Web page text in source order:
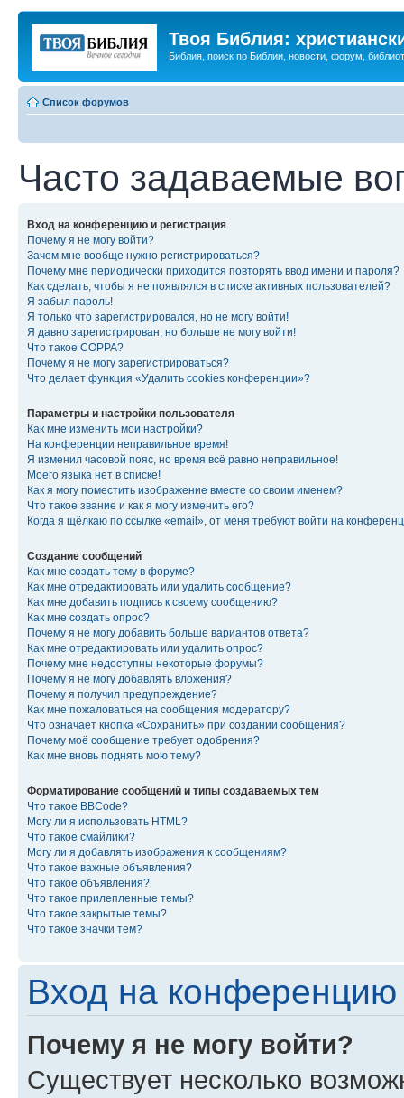
Твоя Библия:
Библия, поиск по Библии, новости, форум,
Список форумов
Часто задаваемые
Вход на конференцию и регистрация
Почему я не могу войти?
Зачем мне вообще нужно регистрироваться?
Почему мне периодически приходится повторять ввод имени и пароля?
Как сделать, чтобы я не появлялся в списке активных пользователей?
Я забыл пароль!
Я только что зарегистрировался, но не могу войти!
Я давно зарегистрирован, но больше не могу войти!
Что такое COPPA?
Почему я не могу зарегистрироваться?
Что делает функция «Удалить cookies конференции»?
Параметры и настройки пользователя
Как мне изменить мои настройки?
На конференции неправильное время!
Я изменил часовой пояс, но время всё равно неправильное!
Моего языка нет в списке!
Как я могу поместить изображение вместе со своим именем?
Что такое звание и как я могу изменить его?
Когда я щёлкаю по ссылке «email», от меня требуют войти на
Создание сообщений
Как мне создать тему в форуме?
Как мне отредактировать или удалить сообщение?
Как мне добавить подпись к своему сообщению?
Как мне создать опрос?
Почему я не могу добавить больше вариантов ответа?
Как мне отредактировать или удалить опрос?
Почему мне недоступны некоторые форумы?
Почему я не могу добавлять вложения?
Почему я получил предупреждение?
Как мне пожаловаться на сообщения модератору?
Что означает кнопка «Сохранить» при создании сообщения?
Почему моё сообщение требует одобрения?
Как мне вновь поднять мою тему?
Форматирование сообщений и типы создаваемых тем
Что такое BBCode?
Могу ли я использовать HTML?
Что такое смайлики?
Могу ли я добавлять изображения к сообщениям?
Что такое важные объявления?
Что такое объявления?
Что такое прилепленные темы?
Что такое закрытые темы?
Что такое значки тем?
Вход на конференцию
Почему я не могу войти?
Существует несколько